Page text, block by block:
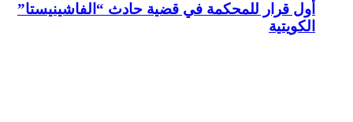
أول قرار للمحكمة في قضية حادث “الفاشينيستا”
الكويتية